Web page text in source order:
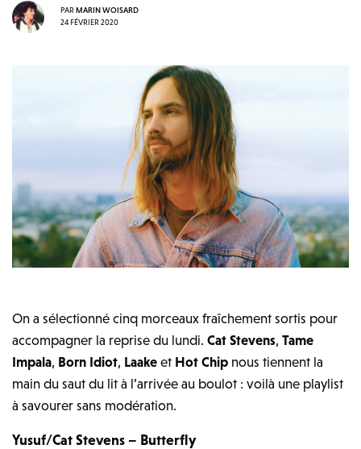
PAR MARIN WOISARD
24 FÉVRIER 2020
On a sélectionné cinq morceaux fraîchement sortis pour
accompagner la reprise du lundi.Cat Stevens, Tame
Impala, Born Idiot, Laake et Hot Chip nous tiennent la
main du saut du lit à l’arrivée au boulot : voilà une playlist
à savourer sans modération.
Yusuf/Cat Stevens – Butterfly